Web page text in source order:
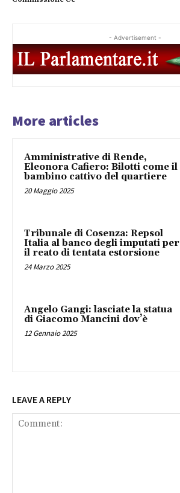
- Advertisement -
More articles
Amministrative di Rende,
Eleonora Cafiero: Bilotti come il
bambino cattivo del quartiere
20 Maggio 2025
Tribunale di Cosenza: Repsol
Italia al banco degli imputati per
il reato di tentata estorsione
24 Marzo 2025
Angelo Gangi: lasciate la statua
di Giacomo Mancini dov’è
12 Gennaio 2025
LEAVE A REPLY